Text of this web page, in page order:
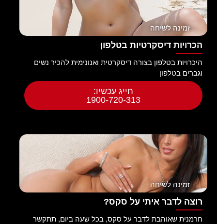
זמינה לשיחה
הכרויות דיסקרטיות בטלפון
היכרויות בטלפון בצורה דיסקרטית ואנונימית להכיר נשים
וגברים בטלפון
חייג עכשיו:
1900-720-313
זמינה לשיחה
רוצה לדבר איתי על סקס?
חרמנית שאוהבת לדבר על סקס, בכל שעה ביום, תתקשר